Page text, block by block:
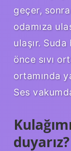
geçer,
odamıza
ulaşır.
önce sıvı
ortamında
Ses
duyarız?